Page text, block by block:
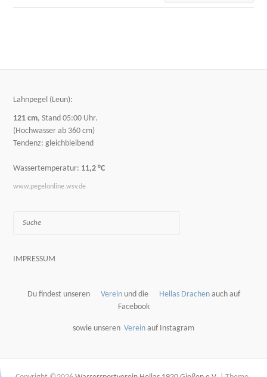
Lahnpegel (Leun):
121 cm, Stand 05:00 Uhr.
(Hochwasser ab 360 cm)
Tendenz: gleichbleibend
Wassertemperatur: 11,2 °C
www.pegelonline.wsv.de
IMPRESSUM
Du findest unseren Vereinund die Hellas Drachenauch auf
Facebook
sowie unseren Verein auf Instagram